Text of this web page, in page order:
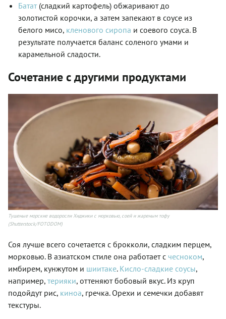
Батат(сладкий картофель) обжаривают до
золотистой корочки, а затем запекают в соусе из
белого мисо, кленового сиропа и соевого соуса. В
результате получается баланс соленого умами и
карамельной сладости.
Сочетание с другими продуктами
Тушеные морские водоросли Хиджики с морковью, соей и жареным тофу
(Shutterstock/FOTODOM)
Соя лучше всего сочетается с брокколи, сладким перцем,
морковью. В азиатском стиле она работает с чесноком,
имбирем, кунжутом и шиитаке. Кисло-сладкие соусы,
например, терияки, оттеняют бобовый вкус. Из круп
подойдут рис, киноа, гречка. Орехи и семечки добавят
текстуры.